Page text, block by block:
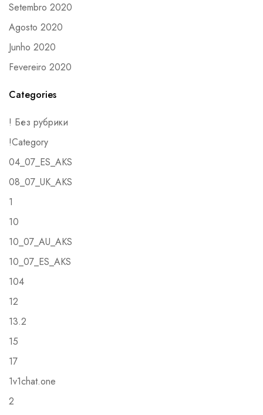
Setembro 2020
Agosto 2020
Junho 2020
Fevereiro 2020
Categories
! Без рубрики
!Category
04_07_ES_AKS
08_07_UK_AKS
1
10
10_07_AU_AKS
10_07_ES_AKS
104
12
13.2
15
17
1v1chat.one
2